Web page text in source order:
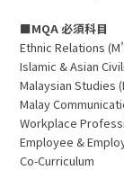
■MQA 必須科目
Ethnic Relations
Islamic & Asian
Malaysian Studies
Malay
Workplace
Employee &
Co-Curriculum